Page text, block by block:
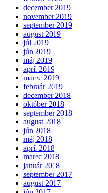
december 2019
november 2019
september 2019
august 2019
júl 2019
jún 2019
máj 2019
apríl 2019
marec 2019
február 2019
december 2018
október 2018
september 2018
august 2018
jún 2018
máj 2018
apríl 2018
marec 2018
január 2018
september 2017
august 2017